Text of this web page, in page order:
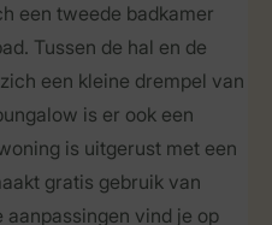
een tweede badkamer
Tussen de hal en de
een kleine drempel van
is er ook een
is uitgerust met een
gratis gebruik van
vind je op